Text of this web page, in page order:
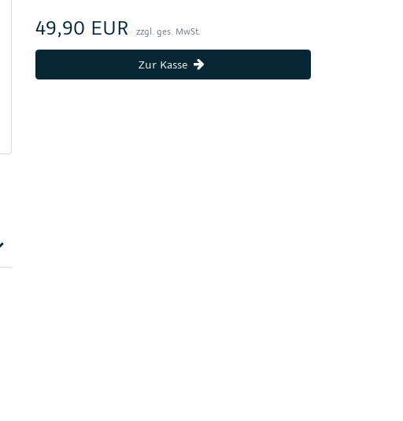
49,90 EUR zzgl. ges. MwSt.
Zur Kasse